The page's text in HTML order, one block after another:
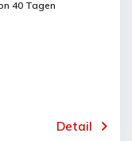
40 Tagen
Detail